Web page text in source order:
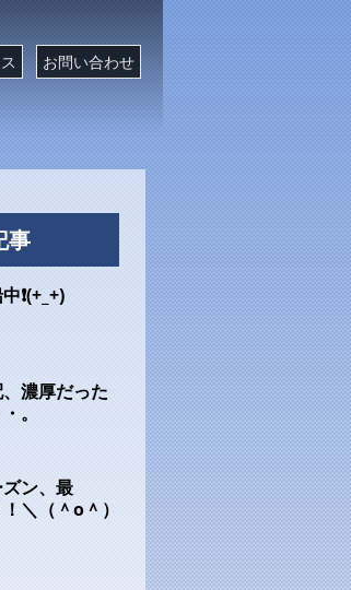
お問い合わせ
事
❗(+_+)
濃厚だった
。
ン、最
＼（＾o＾）